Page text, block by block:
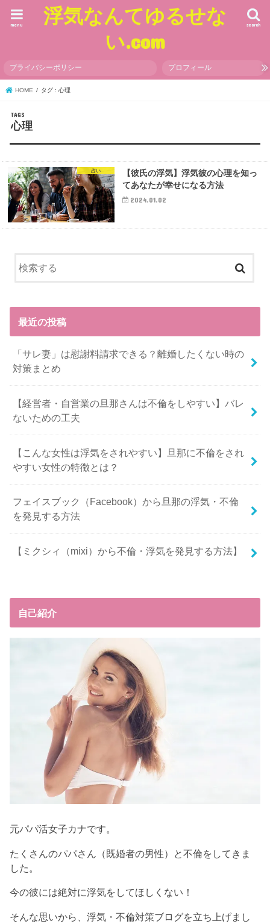
浮気なんてゆるせな
い.com
search
menu
プライバシーポリシー プロフィール
HOME タグ : 心理
心理
占い
【彼氏の浮気】浮気彼の心理を知っ
てあなたが幸せになる方法
2024.01.02
最近の投稿
「サレ妻」は慰謝料請求できる？離婚したくない時の
対策まとめ
【経営者・自営業の旦那さんは不倫をしやすい】バレ
ないための工夫
【こんな女性は浮気をされやすい】旦那に不倫をされ
やすい女性の特徴とは？
フェイスブック（Facebook）から旦那の浮気・不倫
を発見する方法
【ミクシィ（mixi）から不倫・浮気を発見する方法】
自己紹介
元パパ活女子カナです。
たくさんのパパさん（既婚者の男性）と不倫をしてきま
した。
今の彼には絶対に浮気をしてほしくない！
そんな思いから、浮気・不倫対策ブログを立ち上げまし